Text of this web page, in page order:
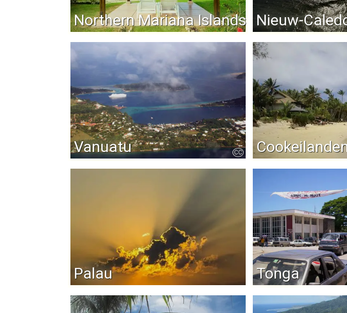
Northern Mariana Islands Nieuw-
Vanuatu CC
Palau Tonga